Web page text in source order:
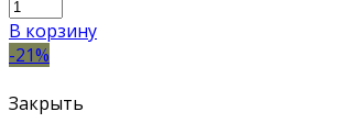
В корзину
-21%
Закрыть